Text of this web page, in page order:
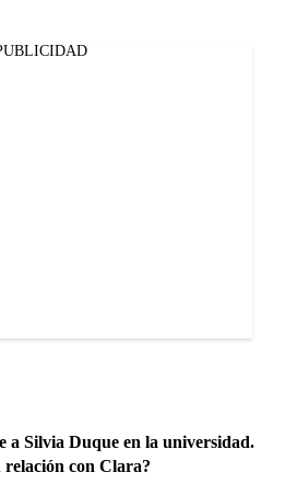
a Silvia Duque en la universidad.
relación con Clara?